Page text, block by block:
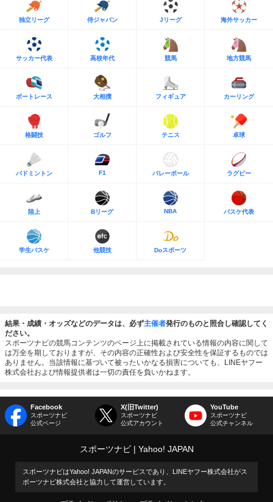
独立リーグ 侍ジャパン Jリーグ 海外サッカー
サッカー代表 高校年代 競馬 地方競馬
ボートレース 大相撲 フィギュア カーリング
格闘技 ゴルフ テニス 卓球
バドミントン F1 バレーボール ラグビー
陸上 Bリーグ NBA バスケ代表
学生バスケ 他競技 Doスポーツ
結果・成績・オッズなどのデータは、必ず主催者発行のものと照合し確認してく
ださい。
スポーツナビの競馬コンテンツのページ上に掲載されている情報の内容に関して
は万全を期しておりますが、その内容の正確性および安全性を保証するものでは
ありません。当該情報に基づいて被ったいかなる損害についても、LINEヤフー
株式会社および情報提供者は一切の責任を負いかねます。
Facebook
スポーツナビ
公式ページ
X(旧Twitter)
スポーツナビ
公式アカウント
YouTube
スポーツナビ
公式チャンネル
スポーツナビ Yahoo! JAPAN
スポーツナビはYahoo! JAPANのサービスであり、LINEヤフー株式会社がス
ポーツナビ株式会社と協力して運営しています。